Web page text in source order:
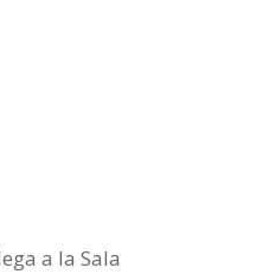
a la Sala